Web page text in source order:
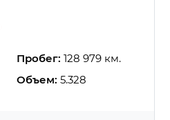
Пробег: 128 979 км.
Объем: 5.328